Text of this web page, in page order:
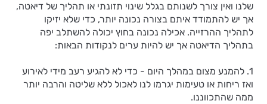
שלנו ואין צורך לשנותם בגלל שינוי תזונתי או תהליך של דיאטה,
אך יש להתמודד איתם בצורה נכונה יותר, כדי שלא יזיקו
לתהליך ההרזייה. אכילה נכונה בחוץ יכולה להשתלב יפה
בתהליך הדיאטה אך יש להיות ערים לנקודות הבאות:
1. להמנע מצום במהלך היום - כדי לא להגיע רעב מידי לאירוע
ואז ריחות או טעימות יגרמו לנו לאכול ללא שליטה והרבה יותר
ממה שהתכווננו.